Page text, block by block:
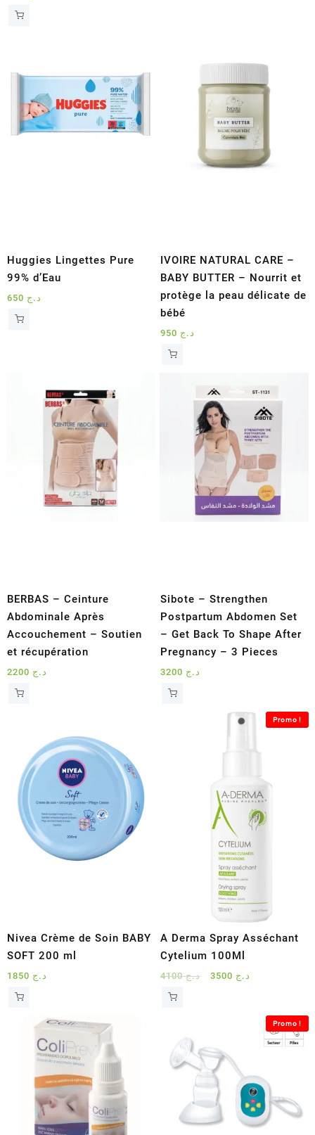
Huggies Lingettes Pure
99% d’Eau
د.ج
IVOIRE NATURAL CARE –
BABY BUTTER – Nourrit et
protège la peau délicate de
bébé
د.ج
BERBAS – Ceinture
Abdominale Après
Accouchement – Soutien
et récupération
د.ج
Sibote – Strengthen
Postpartum Abdomen Set
– Get Back To Shape After
Pregnancy – 3 Pieces
د.ج
Nivea Crème de Soin BABY
SOFT 200 ml
د.ج
Promo !
A Derma Spray Asséchant
Cytelium 100Ml
د.ج4100
Le
د.ج
est :
د.ج 3500.
Promo !